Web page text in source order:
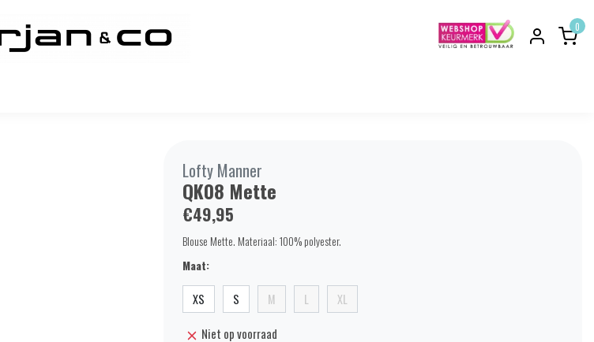
0
Lofty Manner
QK08 Mette
€49,95
Blouse Mette. Materiaal: 100% polyester.
Maat:
XS S M L XL
Niet op voorraad